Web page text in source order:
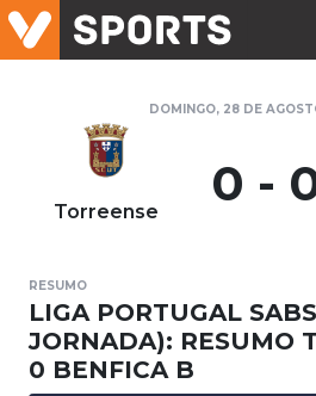
DOMINGO, 28 DE
Torreense 0 -
RESUMO
LIGA PORTUGAL
JORNADA): RESUMO
0 BENFICA B